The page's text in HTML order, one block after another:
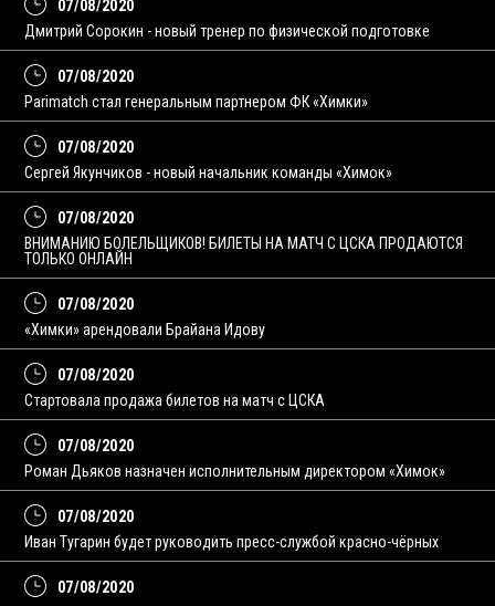
07/08/2020
Дмитрий Сорокин - новый тренер по физической подготовке
07/08/2020
Parimatch стал генеральным партнером ФК «Химки»
07/08/2020
Сергей Якунчиков - новый начальник команды «Химок»
07/08/2020
ВНИМАНИЮ БОЛЕЛЬЩИКОВ! БИЛЕТЫ НА МАТЧ С ЦСКА ПРОДАЮТСЯ
ТОЛЬКО ОНЛАЙН
07/08/2020
«Химки» арендовали Брайана Идову
07/08/2020
Стартовала продажа билетов на матч с ЦСКА
07/08/2020
Роман Дьяков назначен исполнительным директором «Химок»
07/08/2020
Иван Тугарин будет руководить пресс-службой красно-чёрных
07/08/2020